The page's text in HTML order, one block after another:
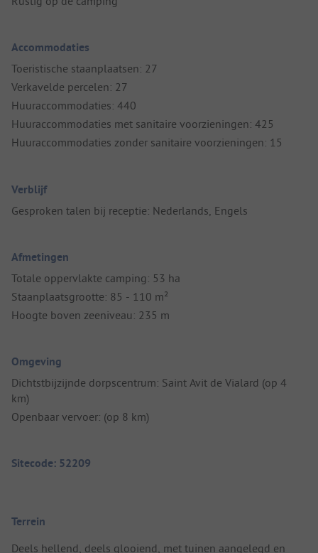
Accommodaties
Toeristische staanplaatsen: 27
Verkavelde percelen: 27
Huuraccommodaties: 440
Huuraccommodaties met sanitaire voorzieningen: 425
Huuraccommodaties zonder sanitaire voorzieningen: 15
Verblijf
Gesproken talen bij receptie: Nederlands, Engels
Afmetingen
Totale oppervlakte camping: 53 ha
Staanplaatsgrootte: 85 - 110 m²
Hoogte boven zeeniveau: 235 m
Omgeving
Dichtstbijzijnde dorpscentrum: Saint Avit de Vialard (op 4
km)
Openbaar vervoer: (op 8 km)
Sitecode: 52209
Terrein
Deels hellend, deels glooiend, met tuinen aangelegd en